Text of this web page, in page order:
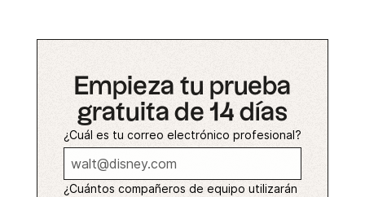
Empieza tu prueba
gratuita de 14 días
¿Cuál es tu correo electrónico profesional?
¿Cuántos compañeros de equipo utilizarán